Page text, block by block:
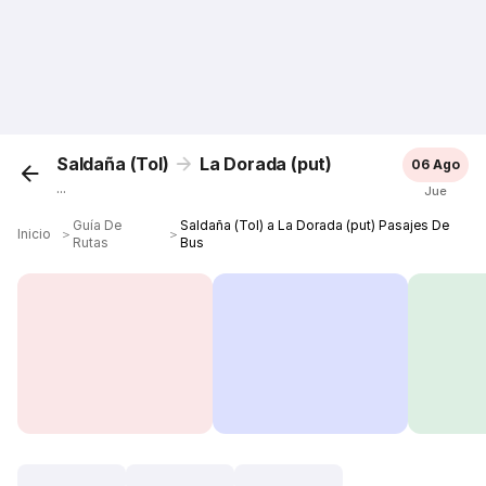
Saldaña (Tol) La Dorada (put)
...
06 Ago
Jue
Inicio ＞
Guía De
Rutas
＞
Saldaña (Tol) a La Dorada (put) Pasajes De
Bus